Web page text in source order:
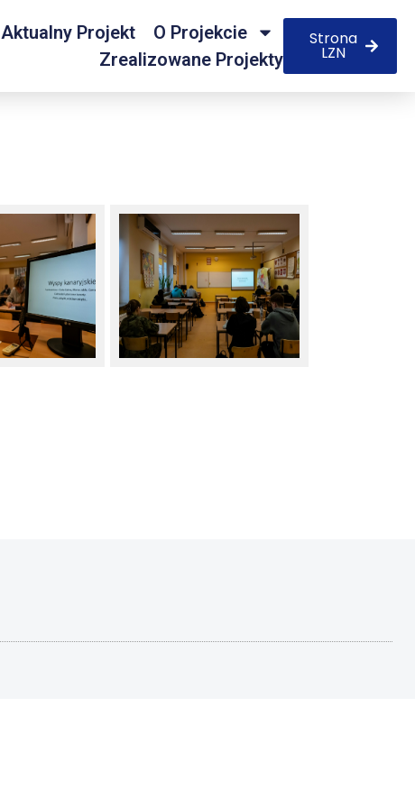
Aktualny Projekt
O Projekcie
Zrealizowane Projekty
Strona
LZN